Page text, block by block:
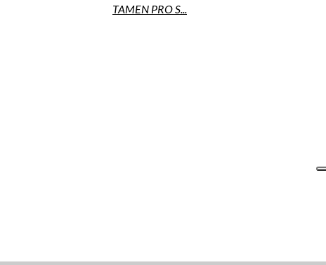
TAMEN PRO S...